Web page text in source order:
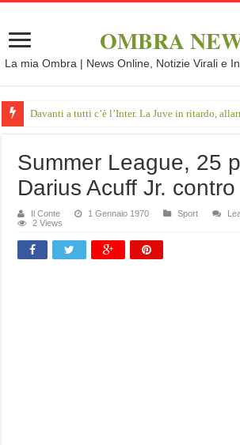
OMBRA
La mia Ombra | News Online, Notizie Virali e
Davanti a tutti c’è l’Inter. La Juve in ritardo,
Summer League, 25
Darius Acuff Jr.
Il Conte 1 Gennaio 1970 Sport
2 Views